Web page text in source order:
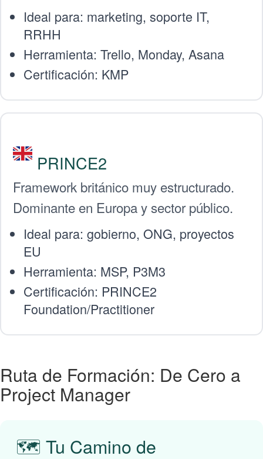
Ideal para: marketing, soporte IT,
RRHH
Herramienta: Trello, Monday, Asana
Certificación: KMP
PRINCE2
Framework británico muy estructurado.
Dominante en Europa y sector público.
Ideal para: gobierno, ONG, proyectos
EU
Herramienta: MSP, P3M3
Certificación: PRINCE2
Foundation/Practitioner
Ruta de Formación: De Cero a
Project Manager
🗺️ Tu Camino de